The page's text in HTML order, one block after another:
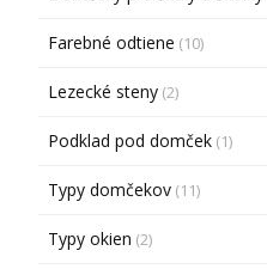
Farebné odtiene (10)
Lezecké steny (2)
Podklad pod domček (1)
Typy domčekov (11)
Typy okien (2)